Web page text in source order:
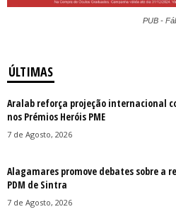
PUB -
ÚLTIMAS
Aralab reforça projeção internacional
nos Prémios Heróis PME
7 de Agosto, 2026
Alagamares promove debates sobre a
PDM de Sintra
7 de Agosto, 2026